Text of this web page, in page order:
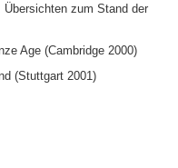
zum Stand der
Age (Cambridge 2000)
(Stuttgart 2001)